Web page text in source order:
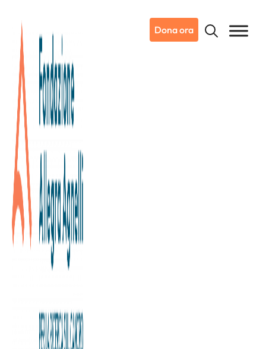
Dona ora
30/01/2020
Domenica 9 Febbraio tutti in
maschera a Candiolo per la
quarta edizione della “Button
Run”
Sarà possibile partecipare sia alla corsa podisitica non
competitiva di 10 km, che alla camminata libera non